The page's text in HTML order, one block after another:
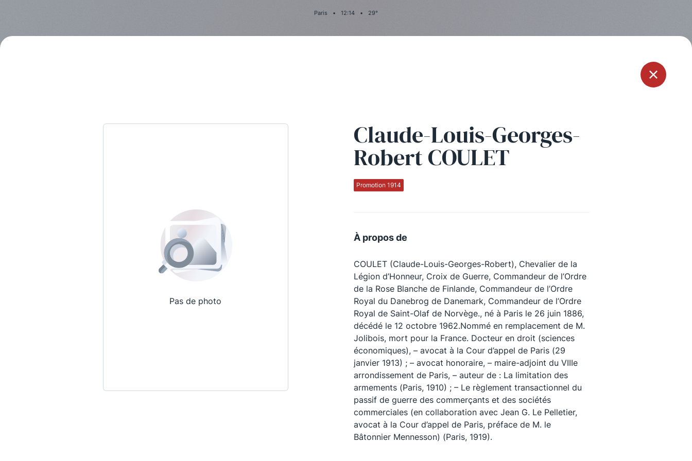
Paris • 12:14 • 29°
Pas de photo
Claude-Louis-Georges-
Robert COULET
Promotion 1914
À propos de
COULET (Claude-Louis-Georges-Robert), Chevalier de la
Légion d’Honneur, Croix de Guerre, Commandeur de l’Ordre
de la Rose Blanche de Finlande, Commandeur de l’Ordre
Royal du Danebrog de Danemark, Commandeur de l’Ordre
Royal de Saint-Olaf de Norvège., né à Paris le 26 juin 1886,
décédé le 12 octobre 1962.Nommé en remplacement de M.
Jolibois, mort pour la France. Docteur en droit (sciences
économiques), – avocat à la Cour d’appel de Paris (29
janvier 1913) ; – avocat honoraire, – maire-adjoint du VIIIe
arrondissement de Paris, – auteur de : La limitation des
armements (Paris, 1910) ; – Le règlement transactionnel du
passif de guerre des commerçants et des sociétés
commerciales (en collaboration avec Jean G. Le Pelletier,
avocat à la Cour d’appel de Paris, préface de M. le
Bâtonnier Mennesson) (Paris, 1919).
Le Concours de la Conférence
Suivez-nous